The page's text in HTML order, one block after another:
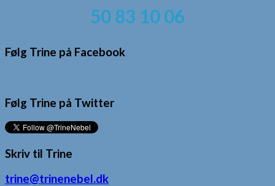
50 83 10 06
Følg Trine på Facebook
Følg Trine på Twitter
Skriv til Trine
trine@trinenebel.dk